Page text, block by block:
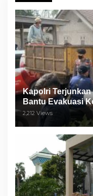
Kapolri
Bantu Evakuasi
Semeru
2,212 Views